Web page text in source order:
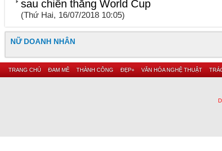
sau chiến thắng World Cup
(Thứ Hai, 16/07/2018 10:05)
NỮ DOANH NHÂN
TRANG CHỦ ĐAM MÊ THÀNH CÔNG ĐẸP+ VĂN HÓA NGHỆ THUẬT